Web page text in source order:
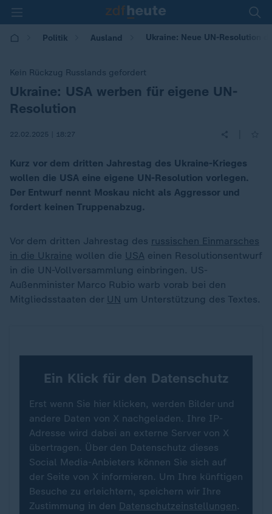
Politik Ausland Ukraine: Neue UN-Resolution
Kein Rückzug Russlands gefordert
:Ukraine: USA werben für eigene UN-
Resolution
22.02.2025 | 18:27
Kurz vor dem dritten Jahrestag des Ukraine-Krieges
wollen die USA eine eigene UN-Resolution vorlegen.
Der Entwurf nennt Moskau nicht als Aggressor und
fordert keinen Truppenabzug.
Vor dem dritten Jahrestag des russischen Einmarsches
in die Ukraine wollen die USA einen Resolutionsentwurf
in die UN-Vollversammlung einbringen. US-
Außenminister Marco Rubio warb vorab bei den
Mitgliedsstaaten der UN um Unterstützung des Textes.
Ein Klick für den Datenschutz
Erst wenn Sie hier klicken, werden Bilder und
andere Daten von X nachgeladen. Ihre IP-
Adresse wird dabei an externe Server von X
übertragen. Über den Datenschutz dieses
Social Media-Anbieters können Sie sich auf
der Seite von X informieren. Um Ihre künftigen
Besuche zu erleichtern, speichern wir Ihre
Zustimmung in den Datenschutzeinstellungen.